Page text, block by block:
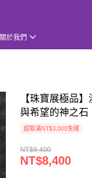
關於我們
【珠寶展極品
與希望的神之石
超取滿NT$3,000免運
NT$9,400
NT$8,400